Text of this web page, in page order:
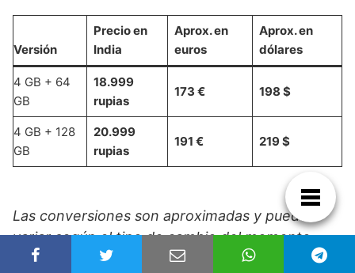
Versión
Precio en
India
Aprox. en
euros
Aprox. en
dólares
4 GB + 64
GB
18.999
rupias
173 € 198 $
4 GB + 128
GB
20.999
rupias
191 € 219 $
Las conversiones son aproximadas y pueden
variar según el tipo de cambio del momento.